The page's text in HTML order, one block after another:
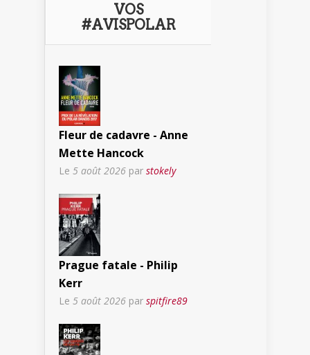
VOS
#AVISPOLAR
Fleur de cadavre - Anne
Mette Hancock
Le 5 août 2026 par stokely
Prague fatale - Philip
Kerr
Le 5 août 2026 par spitfire89